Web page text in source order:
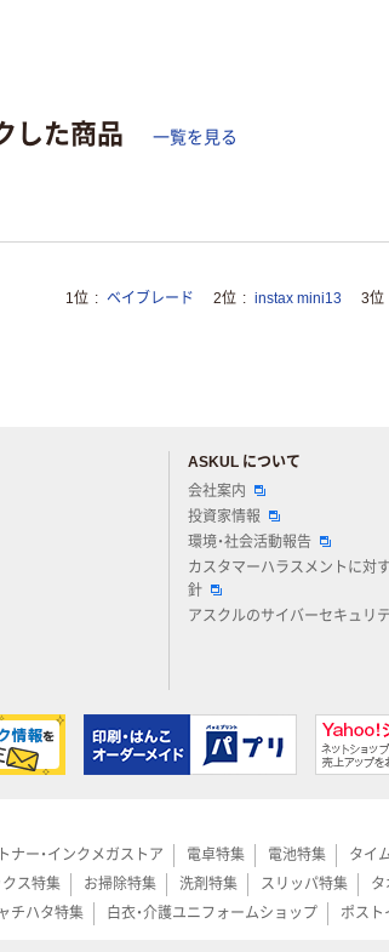
した商品 一覧を見る
1位 ベイブレード 2位 instax mini13 3位
ASKUL について
会社案内
投資家情報
環境・社会活動報告
カスタマーハラスメントに対
針
アスクルのサイバーセキュリ
トナー・インクメガストア 電卓特集 電池特集 タイ
ス特集
お掃除特集 洗剤特集 スリッパ特集 タ
チハタ特集 白衣・介護ユニフォームショップ ポスト